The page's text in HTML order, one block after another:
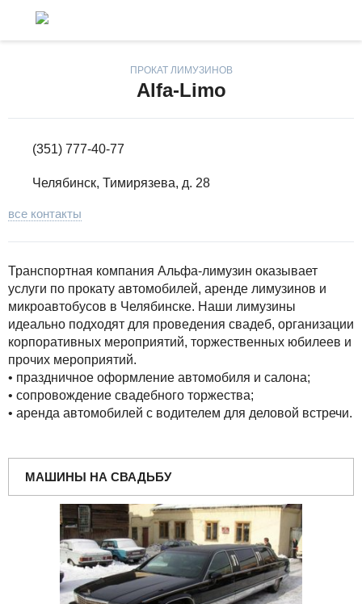
ПРОКАТ ЛИМУЗИНОВ
Alfa-Limo
(351) 777-40-77
Челябинск, Тимирязева, д. 28
все контакты
Транспортная компания Альфа-лимузин оказывает
услуги по прокату автомобилей, аренде лимузинов и
микроавтобусов в Челябинске. Наши лимузины
идеально подходят для проведения свадеб, организации
корпоративных мероприятий, торжественных юбилеев и
прочих мероприятий.
• праздничное оформление автомобиля и салона;
• сопровождение свадебного торжества;
• аренда автомобилей с водителем для деловой встречи.
МАШИНЫ НА СВАДЬБУ